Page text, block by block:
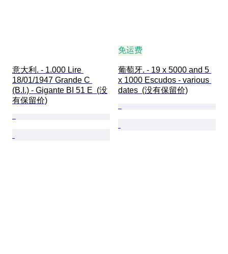
意大利. - 1.000 Lire
18/01/1947 Grande C
(B.I.) - Gigante BI 51 E  (没
有保留价)
免运费
葡萄牙. - 19 x 5000 and 5
x 1000 Escudos - various
dates  (没有保留价)